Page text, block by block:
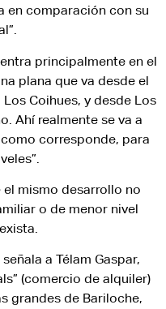
en comparación con su
principalmente en el
plana que va desde el
Coihues, y desde Los
Ahí realmente se va a
corresponde, para
mismo desarrollo no
o de menor nivel
a Télam Gaspar,
(comercio de alquiler)
grandes de Bariloche,